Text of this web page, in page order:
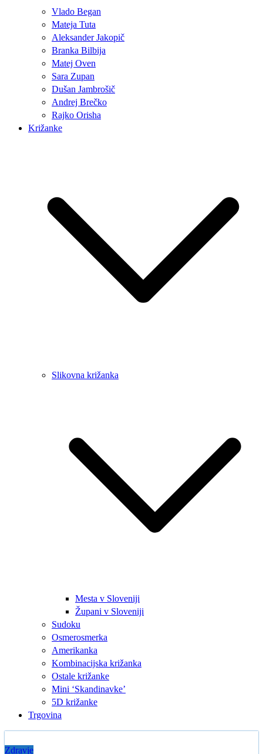
Vlado Began
Mateja Tuta
Aleksander Jakopič
Branka Bilbija
Matej Oven
Sara Zupan
Dušan Jambrošič
Andrej Brečko
Rajko Orisha
Križanke
Slikovna križanka
Mesta v Sloveniji
Župani v Sloveniji
Sudoku
Osmerosmerka
Amerikanka
Kombinacijska križanka
Ostale križanke
Mini ‘Skandinavke’
5D križanke
Trgovina
Zdravje